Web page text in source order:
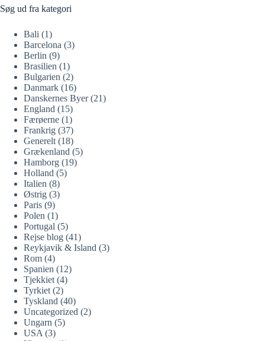
Søg ud fra kategori
Bali (1)
Barcelona (3)
Berlin (9)
Brasilien (1)
Bulgarien (2)
Danmark (16)
Danskernes Byer(21)
England (15)
Færøerne (1)
Frankrig (37)
Generelt (18)
Grækenland (5)
Hamborg (19)
Holland (5)
Italien (8)
Østrig (3)
Paris (9)
Polen (1)
Portugal (5)
Rejse blog (41)
Reykjavik & Island (3)
Rom (4)
Spanien (12)
Tjekkiet (4)
Tyrkiet (2)
Tyskland (40)
Uncategorized (2)
Ungarn (5)
USA (3)